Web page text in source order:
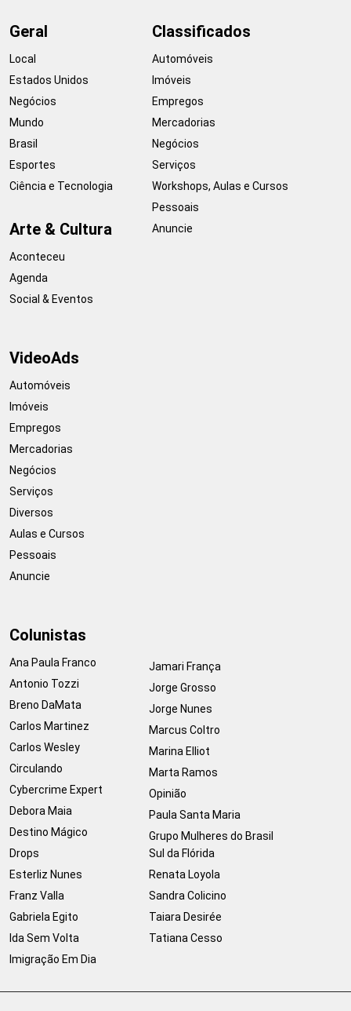
Geral
Local
Estados Unidos
Negócios
Mundo
Brasil
Esportes
Ciência e Tecnologia
Arte & Cultura
Aconteceu
Agenda
Social & Eventos
Classificados
Automóveis
Imóveis
Empregos
Mercadorias
Negócios
Serviços
Workshops, Aulas e Cursos
Pessoais
Anuncie
VideoAds
Automóveis
Imóveis
Empregos
Mercadorias
Negócios
Serviços
Diversos
Aulas e Cursos
Pessoais
Anuncie
Colunistas
Ana Paula Franco
Antonio Tozzi
Breno DaMata
Carlos Martinez
Carlos Wesley
Circulando
Cybercrime Expert
Debora Maia
Destino Mágico
Drops
Esterliz Nunes
Franz Valla
Gabriela Egito
Ida Sem Volta
Imigração Em Dia
Jamari França
Jorge Grosso
Jorge Nunes
Marcus Coltro
Marina Elliot
Marta Ramos
Opinião
Paula Santa Maria
Grupo Mulheres do Brasil
Sul da Flórida
Renata Loyola
Sandra Colicino
Taiara Desirée
Tatiana Cesso